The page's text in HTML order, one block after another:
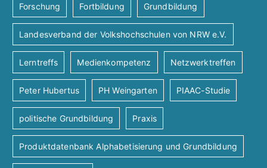
Forschung Fortbildung Grundbildung
Landesverband der Volkshochschulen von NRW e.V.
Lerntreffs Medienkompetenz Netzwerktreffen
Peter Hubertus PH Weingarten PIAAC-Studie
politische Grundbildung Praxis
Produktdatenbank Alphabetisierung und Grundbildung